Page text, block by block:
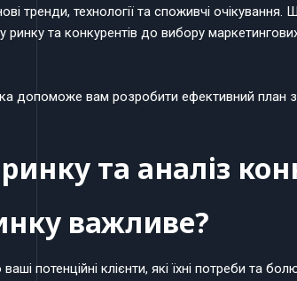
тренди, технології та споживчі
ринку та конкурентів до вибору
допоможе вам розробити ефективний план
та аналіз
важливе?
потенційні клієнти, які їхні потреби та